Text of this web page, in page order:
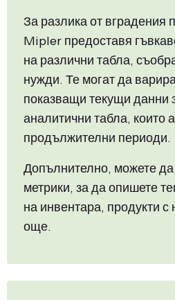
За разлика от вградения
Mipler предоставя
на различни табла,
нужди. Те могат да
показващи текущи данни
аналитични табла, които
продължителни периоди.
Допълнително, можете да
метрики, за да опишете
на инвентара, продукти с
още.